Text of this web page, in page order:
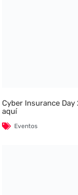
Cyber Insurance
aquí
Eventos